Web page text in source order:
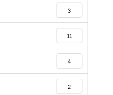
3
11
4
2